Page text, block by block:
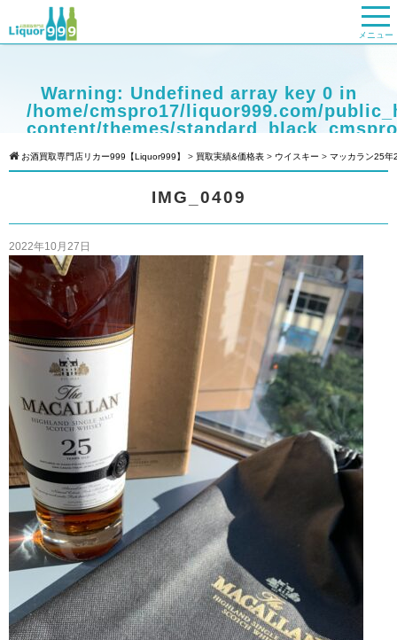
メニュー
Warning: Undefined array key 0 in
/home/cmspro17/liquor999.com/
content/themes/
"cat_name" on null in
on line9
お酒買取専門店リカー999【Liquor999】 > 買取実績&価格表 > ウイスキー > マッカラン25年
IMG_0409
2022年10月27日